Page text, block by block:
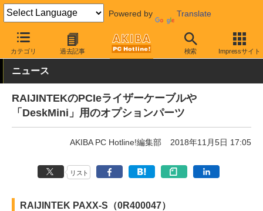
Powered by Translate
カテゴリ 過去記事 検索 Impressサイト
AKIBA PC Hotline! PCパーツ PCパーツその他
ニュース
RAIJINTEKのPCIeライザーケーブルや
「DeskMini」用のオプションパーツ
AKIBA PC Hotline!編集部 2018年11月5日 17:05
リスト
RAIJINTEK PAXX-S（0R400047）